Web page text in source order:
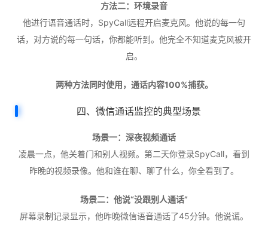
方法二：环境录音
他进行语音通话时，SpyCall远程开启麦克风。他说的每一句
话，对方说的每一句话，你都能听到。他完全不知道麦克风被开
启。
两种方法同时使用，通话内容100%捕获。
四、微信通话监控的典型场景
场景一：深夜视频通话
凌晨一点，他关着门和别人视频。第二天你登录SpyCall，看到
昨晚的视频录像。他和谁在聊、聊了什么，你全看到了。
场景二：他说“没跟别人通话”
屏幕录制记录显示，他昨晚微信语音通话了45分钟。他说谎。